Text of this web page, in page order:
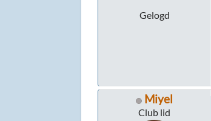
Gelogd
Miyel
Club lid